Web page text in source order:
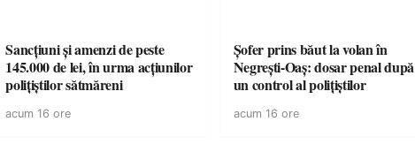
Sancțiuni și amenzi de peste
145.000 de lei, în urma acțiunilor
polițiștilor sătmăreni
acum 16 ore
Șofer prins băut la volan în
Negrești-Oaș: dosar penal după
un control al polițiștilor
acum 16 ore